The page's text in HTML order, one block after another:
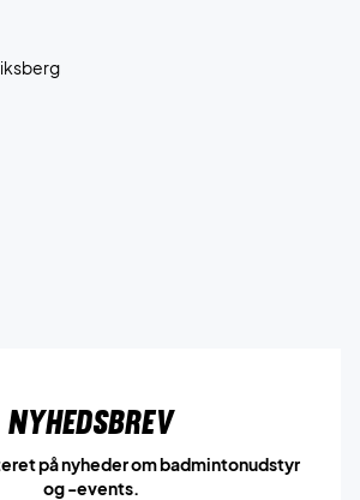
Nyhedsbrev
på nyheder om badmintonudstyr
og -events.